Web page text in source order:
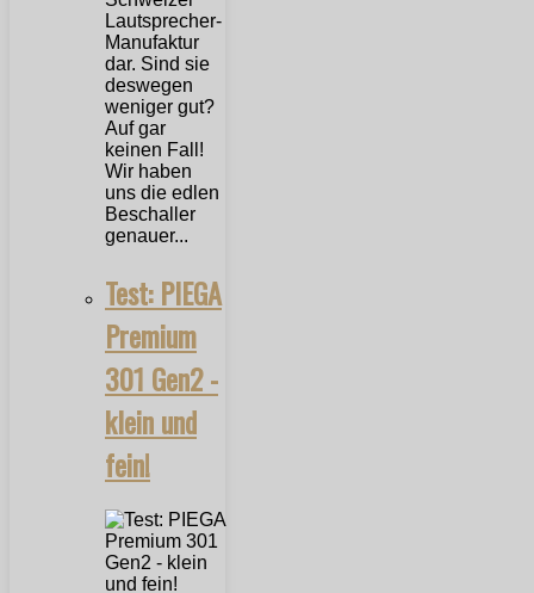
Lautsprecher-
Manufaktur
dar. Sind sie
deswegen
weniger gut?
Auf gar
keinen Fall!
Wir haben
uns die edlen
Beschaller
genauer...
Test: PIEGA
Premium
301 Gen2 -
klein und
fein!